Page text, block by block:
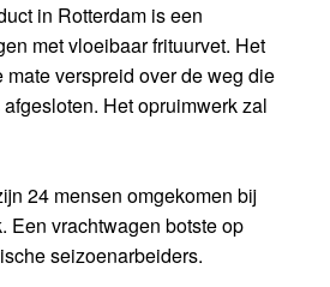
in Rotterdam is een
met vloeibaar frituurvet. Het
mate verspreid over de weg die
Het opruimwerk zal
24 mensen omgekomen bij
Een vrachtwagen botste op
seizoenarbeiders.